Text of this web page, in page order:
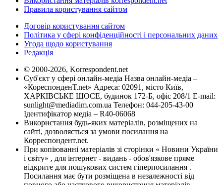
Правила користування сайтом
Договір користування сайтом
Політика у сфері конфіденційності і персональних даних
Угода щодо користування
Редакція
© 2000-2026, Korrespondent.net
Суб'єкт у сфері онлайн-медіа Назва онлайн-медіа –
«КореспонденТ.net» Адреса: 02091, місто Київ,
ХАРКІВСЬКЕ ШОСЕ, будинок 172-Б, офіс 208/1 E-mail:
sunlight@mediadim.com.ua Телефон: 044-205-43-00
Ідентифікатор медіа – R40-06068
Використання будь-яких матеріалів, розміщених на
сайті, дозволяється за умови посилання на
Корреспондент.net.
При копіюванні матеріалів зі сторінки « Новини України
і світу» , для інтернет - видань - обов'язкове пряме
відкрите для пошукових систем гіперпосилання .
Посилання має бути розміщена в незалежності від